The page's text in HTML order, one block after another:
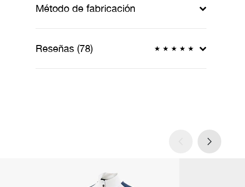
Método de fabricación
Reseñas (78) ★ ★ ★ ★ ★